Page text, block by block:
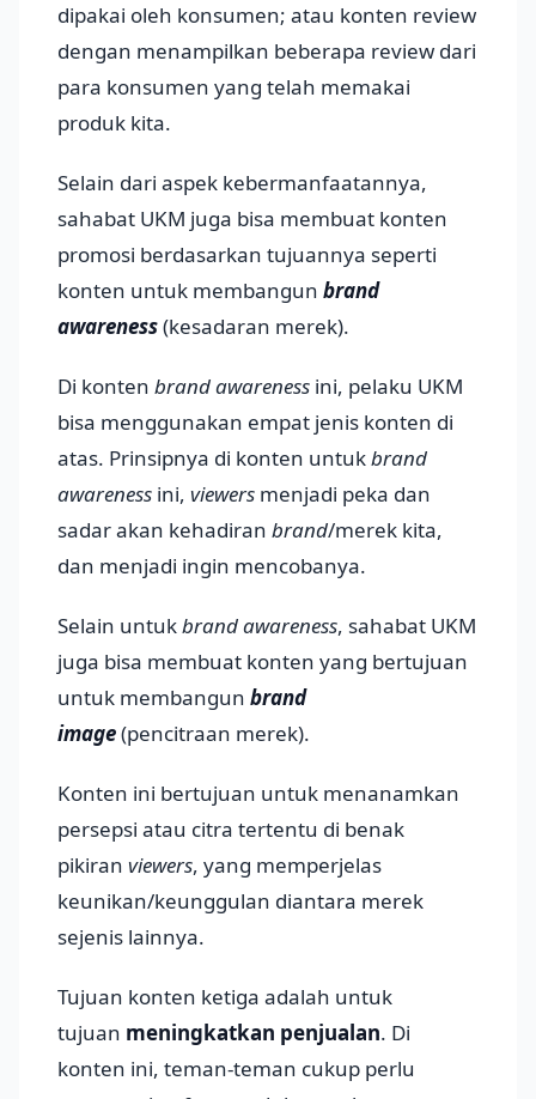
dipakai oleh konsumen; atau konten review
dengan menampilkan beberapa review dari
para konsumen yang telah memakai
produk kita.
Selain dari aspek kebermanfaatannya,
sahabat UKM juga bisa membuat konten
promosi berdasarkan tujuannya seperti
konten untuk membangun brand
awareness(kesadaran merek).
Di konten brand awareness ini, pelaku UKM
bisa menggunakan empat jenis konten di
atas. Prinsipnya di konten untukbrand
awareness ini, viewers menjadi peka dan
sadar akan kehadiran brand/merek kita,
dan menjadi ingin mencobanya.
Selain untukbrand awareness, sahabat UKM
juga bisa membuat konten yang bertujuan
untuk membangun brand
image(pencitraan merek).
Konten ini bertujuan untuk menanamkan
persepsi atau citra tertentu di benak
pikiran viewers, yang memperjelas
keunikan/keunggulan diantara merek
sejenis lainnya.
Tujuan konten ketiga adalah untuk
tujuan meningkatkan penjualan. Di
konten ini, teman-teman cukup perlu